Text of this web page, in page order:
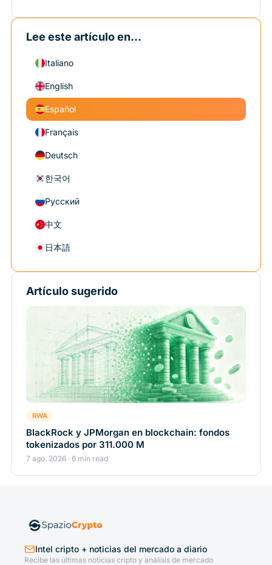
Lee este artículo en...
Italiano
English
Español
Français
Deutsch
한국어
Русский
中文
日本語
Artículo sugerido
RWA
BlackRock y JPMorgan en blockchain: fondos
tokenizados por 311.000 M
7 ago. 2026 · 6 min read
Intel cripto + noticias del mercado a diario
Recibe las últimas noticias cripto y análisis de mercado